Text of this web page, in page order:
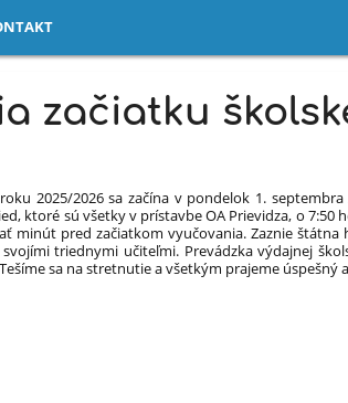
začiatku
2025/2026 sa začína v pondelok 1.
ktoré sú všetky v prístavbe OA Prievidza, o 7:50
minút pred začiatkom vyučovania. Zaznie
triednymi učiteľmi. Prevádzka výdajnej
sa na stretnutie a všetkým prajeme